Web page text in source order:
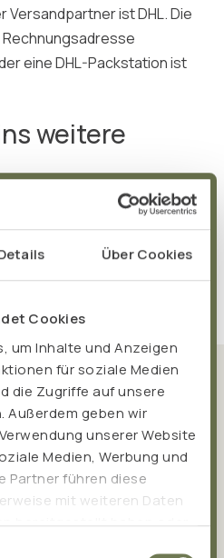
Über Cookies
Cookies
um Inhalte und Anzeigen
für soziale Medien
die Zugriffe auf unsere
Außerdem geben wir
unserer Website
Medien, Werbung und
Partner führen diese
mit weiteren Daten
Versandpartner ist DHL. Die
eine DHL-Packstation ist
weitere
- 98 36 - 20 09
News direkt in